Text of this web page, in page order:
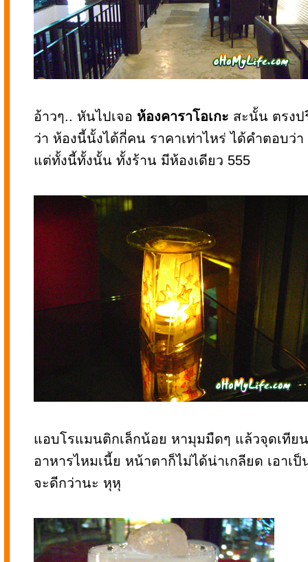
อ้าวๆ.. หันไปเจอ ห้องคาราโอเกะ สะนั้น ตรงป
ว่า ห้องนี้นั้งได้กี่คน ราคาเท่าไหร่ ได้คำตอบว่า
แต่ทั้งนี้ทั้งนั้น ทั้งร้าน มีห้องเดียว 555
แอบโรแมนติกเล็กน้อย หามุมมืดๆ แล้วจุดเทีย
อาหารไหมเนี้ย หน้าตาก็ไม่ได้น่าเกลียด เอาเป็
จะดีกว่านะ หุหุ